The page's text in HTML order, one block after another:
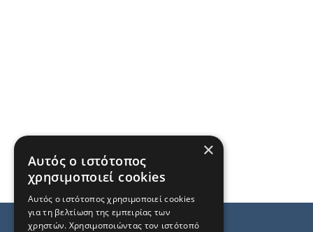
×
Αυτός ο ιστότοπος
χρησιμοποιεί cookies
Αυτός ο ιστότοπος χρησιμοποιεί cookies
για τη βελτίωση της εμπειρίας των
χρηστών. Χρησιμοποιώντας τον ιστότοπό